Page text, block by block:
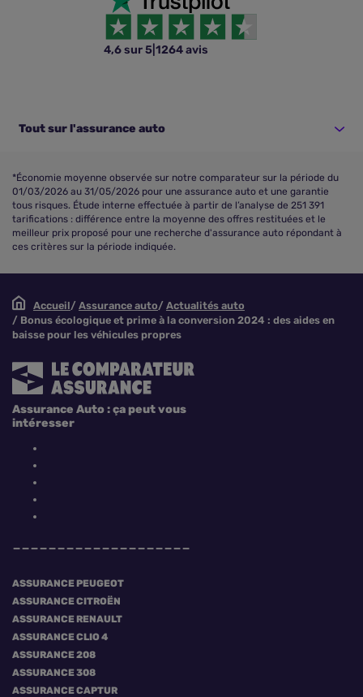
4,6 sur 5 1264 avis
Tout sur l'assurance auto
*Économie moyenne observée sur notre comparateur sur la période du
01/03/2026 au 31/05/2026 pour une assurance auto et une garantie
tous risques. Étude interne effectuée à partir de l’analyse de 251 391
tarifications : différence entre la moyenne des offres restituées et le
meilleur prix proposé pour une recherche d'assurance auto répondant à
ces critères sur la période indiquée.
Accueil Assurance auto
Actualités auto
Bonus écologique et prime à la conversion 2024 : des aides en
baisse pour les véhicules propres
ASSURANCE PEUGEOT
ASSURANCE CITROËN
ASSURANCE RENAULT
ASSURANCE CLIO 4
ASSURANCE 208
ASSURANCE 308
ASSURANCE CAPTUR
Assurance Auto : ça peut vous
intéresser